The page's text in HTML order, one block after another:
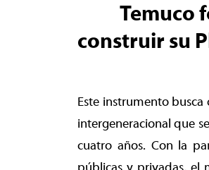
Temuco
construir su
Este instrumento
intergeneracional que
cuatro años. Con la